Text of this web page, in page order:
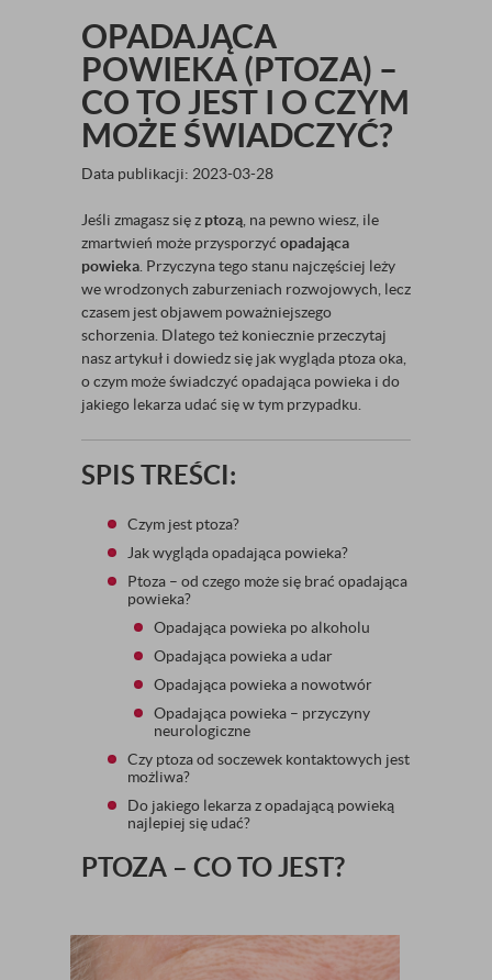
OPADAJĄCA
POWIEKA (PTOZA) –
CO TO JEST I O CZYM
MOŻE ŚWIADCZYĆ?
Data publikacji: 2023-03-28
Jeśli zmagasz się z ptozą , na pewno wiesz, ile
zmartwień może przysporzyć opadająca
powieka . Przyczyna tego stanu najczęściej leży
we wrodzonych zaburzeniach rozwojowych, lecz
czasem jest objawem poważniejszego
schorzenia. Dlatego też koniecznie przeczytaj
nasz artykuł i dowiedz się jak wygląda ptoza oka,
o czym może świadczyć opadająca powieka i do
jakiego lekarza udać się w tym przypadku.
SPIS TREŚCI:
Czym jest ptoza?
Jak wygląda opadająca powieka?
Ptoza – od czego może się brać opadająca
powieka?
Opadająca powieka po alkoholu
Opadająca powieka a udar
Opadająca powieka a nowotwór
Opadająca powieka – przyczyny
neurologiczne
Czy ptoza od soczewek kontaktowych jest
możliwa?
Do jakiego lekarza z opadającą powieką
najlepiej się udać?
PTOZA – CO TO JEST?